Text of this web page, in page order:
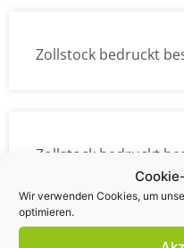
Wir verwenden Cookies, um
optimieren.
Zollstock bedruckt
Zollstock bedruckt